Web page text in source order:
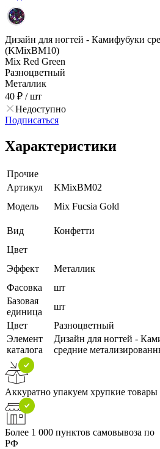
Дизайн для ногтей - Камифубуки
(KMixBM10)
Mix Red Green
Разноцветный
Металлик
40 ₽ / шт
Недоступно
Подписаться
Характеристики
Прочие
Артикул
KMixBM02
Модель
Mix Fucsia Gold
Вид
Конфетти
Цвет
Эффект
Металлик
Фасовка
шт
Базовая
единица
шт
Цвет
Разноцветный
Элемент
каталога
Дизайн для ногтей -
средние
Аккуратно упакуем хрупкие товары
Более 1 000 пунктов самовывоза по
РФ